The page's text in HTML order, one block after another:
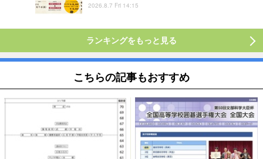
2026.8.7 Fri 14:15
ランキングをもっと見る
こちらの記事もおすすめ